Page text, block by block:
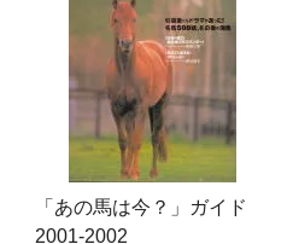
「あの馬は今？」ガイド
2001-2002